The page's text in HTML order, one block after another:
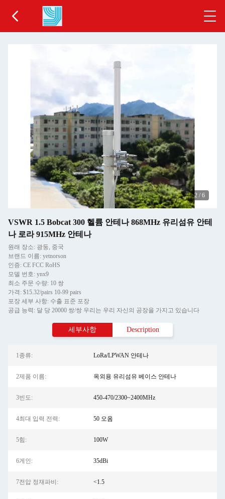
2 / 6
VSWR 1.5 Bobcat 300 헬륨 안테나 868MHz 유리섬유 안테
나 로라 915MHz 안테나
원래 장소: 광둥, 중국
브랜드 이름: yetnorson
인증: CE FCC RoHS
모델 번호: ynx9
최소 주문 수량: 10 쌍
가격: $15.32/pairs 10-99 pairs
포장 세부 사항: 수출 표준 포장
공급 능력: 달 당 20000 쌍/쌍 우리는 우리 자신의 공장을 가지고 있습니다
세부사항 Description
1종류: LoRa/LPWAN 안테나
2제품 이름: 옥외용 유리섬유 베이스 안테나
3빈도: 450-470/2300~2400MHz
4최대 입력 전력: 50 오옴
5힘: 100W
6게인: 35dBi
7전압 정재파비: <1.5